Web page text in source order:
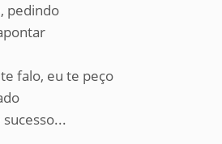
pedindo
falo, eu te peço